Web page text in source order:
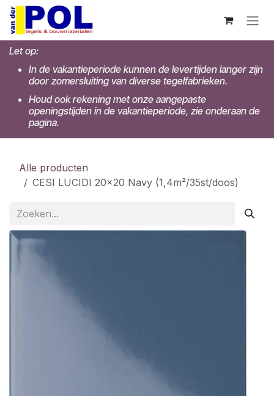
Overslaan naar inhoud
Let op:
In de vakantieperiode kunnen de levertijden langer zijn
door zomersluiting van diverse tegelfabrieken.
Houd ook rekening met onze aangepaste
openingstijden in de vakantieperiode, zie onderaan de
pagina.
Alle producten
CESI LUCIDI 20x20 Navy (1,4m²/35st/doos)